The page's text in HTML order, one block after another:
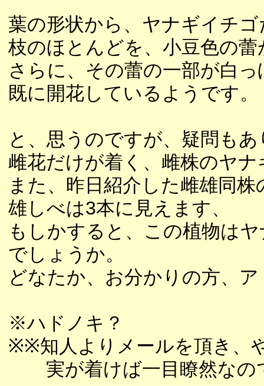
葉の形状から、ヤナギイチ
枝のほとんどを、小豆色の
さらに、その蕾の一部が白
既に開花しているようです。
と、思うのですが、疑問も
雌花だけが着く、雌株のヤ
また、昨日紹介した雌雄同
雄しべは3本に見えます、
もしかすると、この植物は
でしょうか。
どなたか、お分かりの方、
※ハドノキ？
※※知人よりメールを頂き、
実が着けば一目瞭然なの